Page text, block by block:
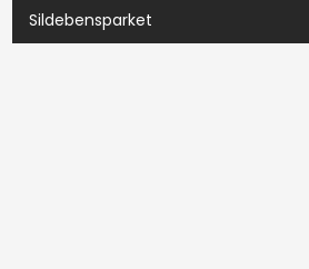
Sildebensparket